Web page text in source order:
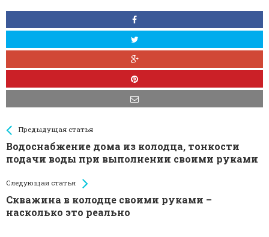
See more
Предыдущая статья
Водоснабжение дома из колодца, тонкости
подачи воды при выполнении своими руками
Back
All
Entries
Следующая статья
Скважина в колодце своими руками –
насколько это реально